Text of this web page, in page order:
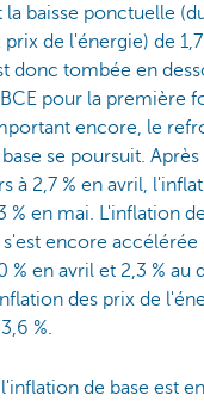
la baisse ponctuelle
prix de l'énergie) de
donc tombée en
pour la première
encore, le
se poursuit.
à 2,7 % en avril,
% en mai. L'inflation
encore
% en avril et 2,3 % au
des prix de
%.
l'inflation de base est